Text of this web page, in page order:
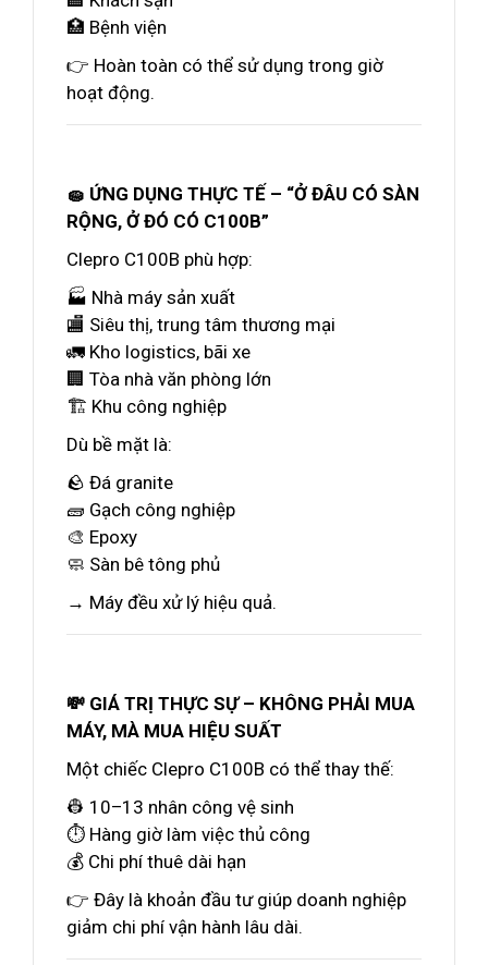
🏥 Bệnh viện
👉 Hoàn toàn có thể sử dụng trong giờ
hoạt động.
🧽 ỨNG DỤNG THỰC TẾ – “Ở ĐÂU CÓ SÀN
RỘNG, Ở ĐÓ CÓ C100B”
Clepro C100B phù hợp:
🏭 Nhà máy sản xuất
🏬 Siêu thị, trung tâm thương mại
🚛 Kho logistics, bãi xe
🏢 Tòa nhà văn phòng lớn
🏗️ Khu công nghiệp
Dù bề mặt là:
🪨 Đá granite
🧱 Gạch công nghiệp
🎨 Epoxy
🧼 Sàn bê tông phủ
→ Máy đều xử lý hiệu quả.
💸 GIÁ TRỊ THỰC SỰ – KHÔNG PHẢI MUA
MÁY, MÀ MUA HIỆU SUẤT
Một chiếc Clepro C100B có thể thay thế:
👷 10–13 nhân công vệ sinh
⏱️ Hàng giờ làm việc thủ công
💰 Chi phí thuê dài hạn
👉 Đây là khoản đầu tư giúp doanh nghiệp
giảm chi phí vận hành lâu dài.